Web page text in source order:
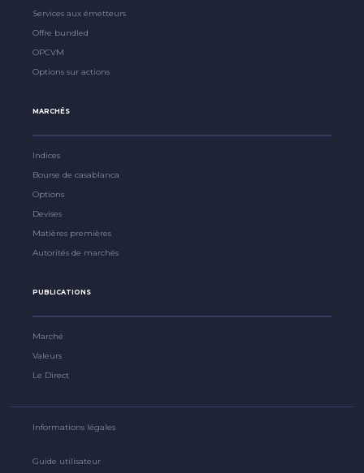
Services aux émetteurs
Offre bundled
OPCVM
Options sur actions
MARCHÉS
Indices
Bourse de casablanca
Options
Devises
Matières premières
Autorités de marchés
PUBLICATIONS
Marché
Valeurs
Le Direct
Informations légales
Guide utilisateur